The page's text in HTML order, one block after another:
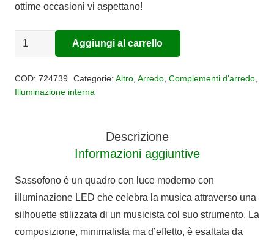
ottime occasioni vi aspettano!
Quadro
SASSOFONO
Aggiungi al carrello
COD: 724739 Categorie: Altro, Arredo, Complementi d'arredo,
Illuminazione interna
Descrizione
Informazioni aggiuntive
Sassofono è un quadro con luce moderno con
illuminazione LED che celebra la musica attraverso una
silhouette stilizzata di un musicista col suo strumento. La
composizione, minimalista ma d’effetto, è esaltata da